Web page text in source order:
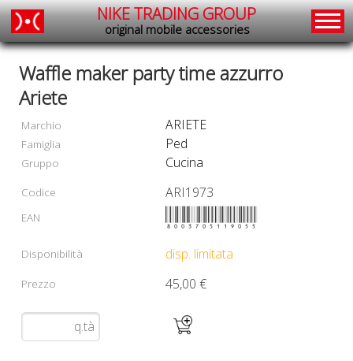
NIKE TRADING GROUP
original mobile accessories
Waffle maker party time azzurro
Ariete
Marchio ARIETE
Famiglia Ped
Gruppo Cucina
Codice ARI1973
EAN 8003705119055
Disponibilità disp. limitata
Prezzo 45,00 €